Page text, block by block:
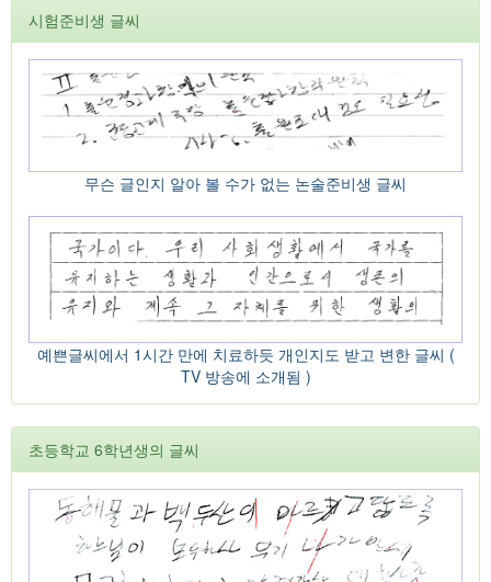
시험준비생 글씨
무슨 글인지 알아 볼 수가 없는 논술준비생 글씨
예쁜글씨에서 1시간 만에 치료하듯 개인지도 받고 변한 글씨 (
TV 방송에 소개됨 )
초등학교 6학년생의 글씨